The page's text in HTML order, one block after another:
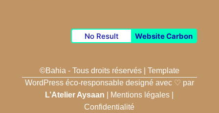
No Result Website Carbon
©Bahia - Tous droits réservés | Template
WordPress éco-responsable designé avec ♡ par
L’Atelier Aysaan
Mentions légales
Confidentialité